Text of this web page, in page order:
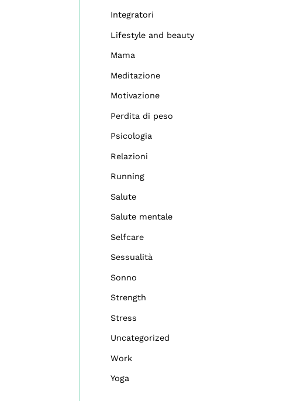
Integratori
Lifestyle and beauty
Mama
Meditazione
Motivazione
Perdita di peso
Psicologia
Relazioni
Running
Salute
Salute mentale
Selfcare
Sessualità
Sonno
Strength
Stress
Uncategorized
Work
Yoga